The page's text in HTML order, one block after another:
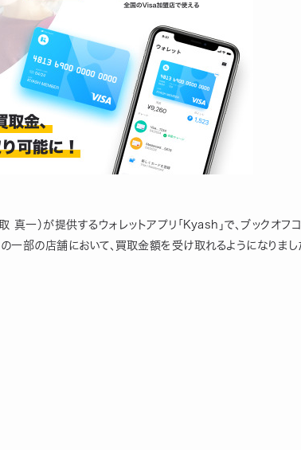
）が提供するウォレットアプリ「Kyash」で、ブックオフ
部の店舗において、買取金額を受け取れるようになりまし